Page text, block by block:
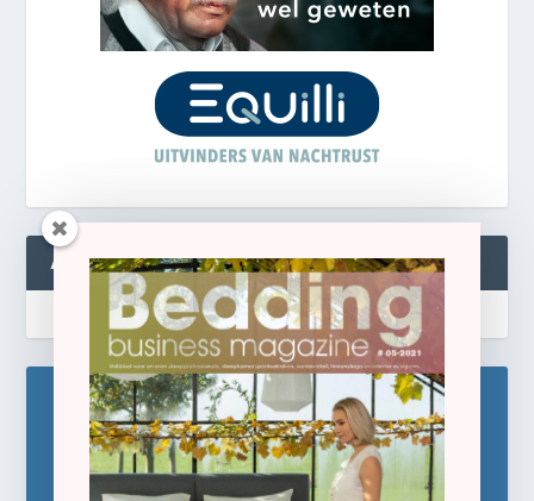
ABONNEREN
Blijf op de hoogte!
Schrijf u hier in voor de gratis e-newsletter.